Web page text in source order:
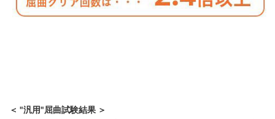
＜ "汎用"屈曲試験結果 ＞